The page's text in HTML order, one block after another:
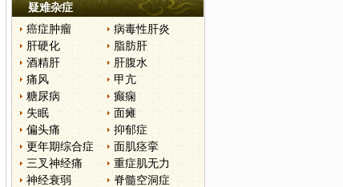
疑难杂症
癌症肿瘤
病毒性肝炎
肝硬化
脂肪肝
酒精肝
肝腹水
痛风
甲亢
糖尿病
癫痫
失眠
面瘫
偏头痛
抑郁症
更年期综合症
面肌痉挛
三叉神经痛
重症肌无力
神经衰弱
脊髓空洞症